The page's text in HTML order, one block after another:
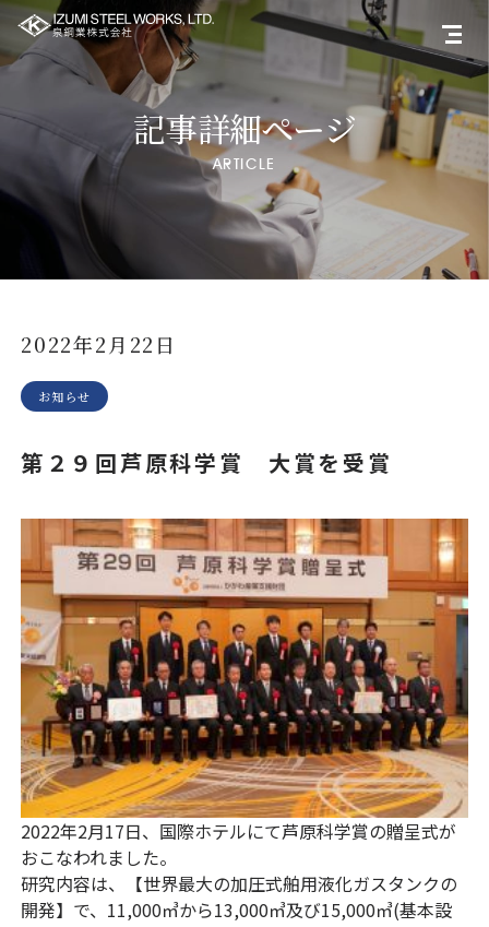
記事詳細ページ
ARTICLE
2022年2月22日
お知らせ
第２９回芦原科学賞 大賞を受賞
2022年2月17日、国際ホテルにて芦原科学賞の贈呈式が
おこなわれました。
研究内容は、【世界最大の加圧式舶用液化ガスタンクの
開発】で、11,000㎥から13,000㎥及び15,000㎥(基本設